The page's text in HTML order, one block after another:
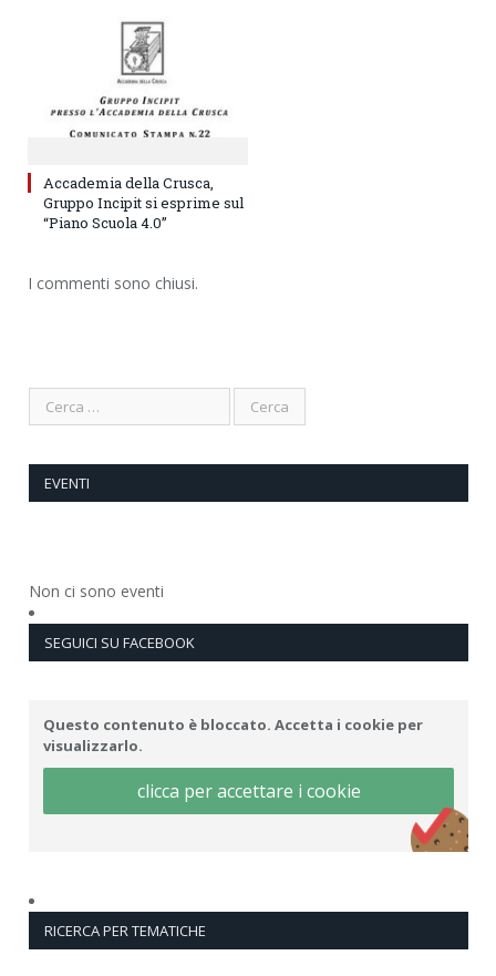
Accademia della Crusca,
Gruppo Incipit si esprime sul
“Piano Scuola 4.0”
I commenti sono chiusi.
EVENTI
Non ci sono eventi
SEGUICI SU FACEBOOK
Questo contenuto è bloccato. Accetta i cookie per
visualizzarlo.
clicca per accettare i cookie
RICERCA PER TEMATICHE